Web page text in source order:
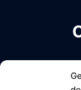
Infodelito
en